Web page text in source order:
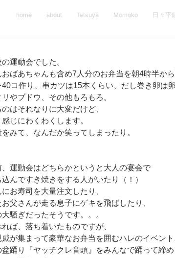
home about Tetsuya Momoko 日々平
運動会でした。
ばあちゃんも含め7人分のお弁当を朝4時半から
コ作り、串カツは15本くらい、だし巻き卵は卵
やブドウ、その他もろもろ。
はそれなりに大変だけど、
じにわくわくします。
みて、なんだか笑ってしまったり。
運動会はどちらかというと大人の宴会で
んですき焼きをする人がいたり（！）
お寿司を大量注文したり、
父さんが走る息子にゲキを飛ばしたり、
騒ぎだったそうです。。。
ば、落ち着いたものですが、
が集まって豪華なお弁当を囲むハレのイベント
踊り『ヤッチクレ音頭』をみんなで踊って締め